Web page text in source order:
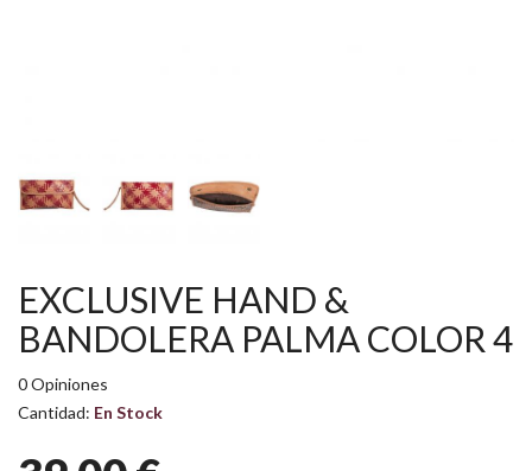
EXCLUSIVE HAND &
BANDOLERA PALMA COLOR 4
0 Opiniones
Cantidad: En Stock